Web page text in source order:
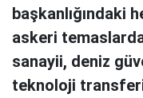
başkanlığındaki
askeri
sanayii, deniz
teknoloji